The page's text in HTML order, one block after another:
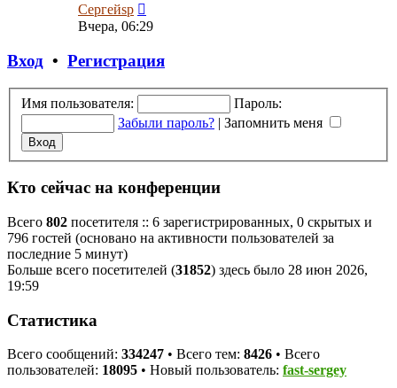
Сергейsp
к
Вчера, 06:29
Вход • Регистрация
Имя пользователя:
Пароль:
Забыли пароль? | Запомнить меня
Кто сейчас на конференции
Всего 802 посетителя :: 6 зарегистрированных, 0 скрытых и
796 гостей (основано на активности пользователей за
последние 5 минут)
Больше всего посетителей (31852) здесь было 28 июн 2026,
19:59
Статистика
Всего сообщений: 334247 • Всего тем: 8426 • Всего
пользователей: 18095 • Новый пользователь: fast-sergey